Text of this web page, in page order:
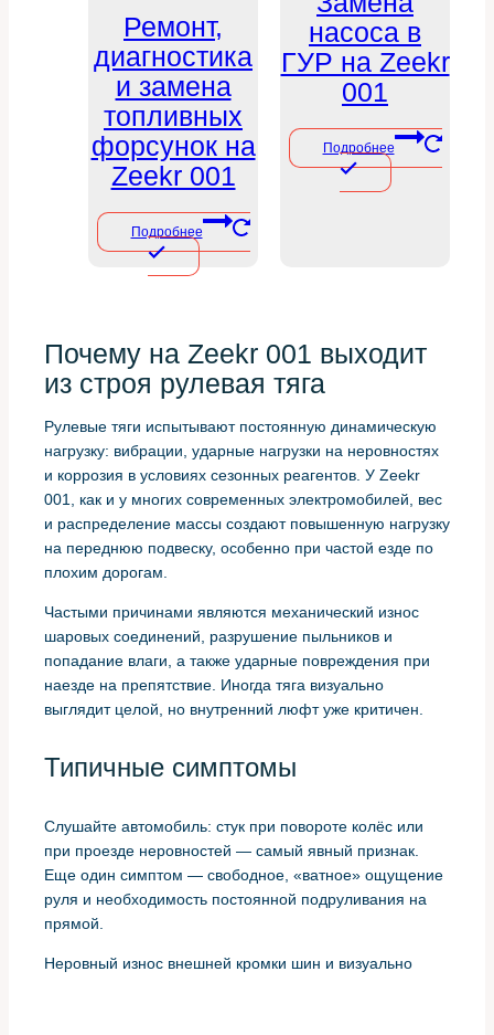
Ремонт,
диагностика
и замена
топливных
форсунок на
Zeekr 001
Подробнее
насоса в
ГУР на Zeekr
001
Подробнее
Почему на Zeekr 001 выходит
из строя рулевая тяга
Рулевые тяги испытывают постоянную динамическую
нагрузку: вибрации, ударные нагрузки на неровностях
и коррозия в условиях сезонных реагентов. У Zeekr
001, как и у многих современных электромобилей, вес
и распределение массы создают повышенную нагрузку
на переднюю подвеску, особенно при частой езде по
плохим дорогам.
Частыми причинами являются механический износ
шаровых соединений, разрушение пыльников и
попадание влаги, а также ударные повреждения при
наезде на препятствие. Иногда тяга визуально
выглядит целой, но внутренний люфт уже критичен.
Типичные симптомы
Слушайте автомобиль: стук при повороте колёс или
при проезде неровностей — самый явный признак.
Еще один симптом — свободное, «ватное» ощущение
руля и необходимость постоянной подруливания на
прямой.
Неровный износ внешней кромки шин и визуально